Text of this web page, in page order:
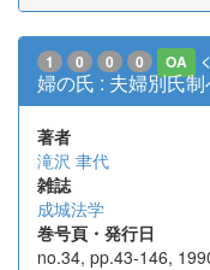
1 0 0 0 OA
婦の氏 : 夫婦別氏
著者
滝沢 聿代
雑誌
成城法学
巻号頁・発行日
no.34, pp.43-146,